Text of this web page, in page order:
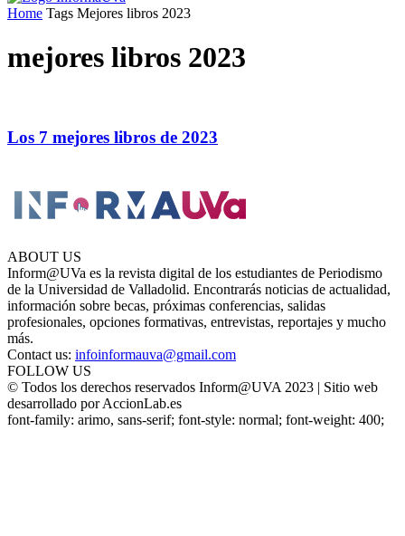
Home Tags Mejores libros 2023
mejores libros 2023
Los 7 mejores libros de 2023
ABOUT US
Inform@UVa es la revista digital de los estudiantes de Periodismo
de la Universidad de Valladolid. Encontrarás noticias de actualidad,
información sobre becas, próximas conferencias, salidas
profesionales, opciones formativas, entrevistas, reportajes y mucho
más.
Contact us: infoinformauva@gmail.com
FOLLOW US
© Todos los derechos reservados Inform@UVA 2023 | Sitio web
desarrollado por AccionLab.es
font-family: arimo, sans-serif; font-style: normal; font-weight: 400;